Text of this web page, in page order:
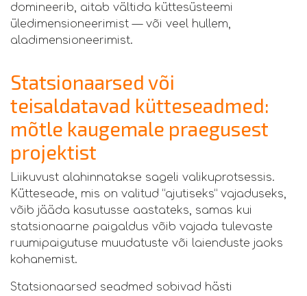
domineerib, aitab vältida küttesüsteemi
üledimensioneerimist — või veel hullem,
aladimensioneerimist.
Statsionaarsed või
teisaldatavad kütteseadmed:
mõtle kaugemale praegusest
projektist
Liikuvust alahinnatakse sageli valikuprotsessis.
Kütteseade, mis on valitud “ajutiseks” vajaduseks,
võib jääda kasutusse aastateks, samas kui
statsionaarne paigaldus võib vajada tulevaste
ruumipaigutuse muudatuste või laienduste jaoks
kohanemist.
Statsionaarsed seadmed sobivad hästi